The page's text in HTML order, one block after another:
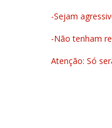
-Sejam
-Não tenham
Atenção: Só